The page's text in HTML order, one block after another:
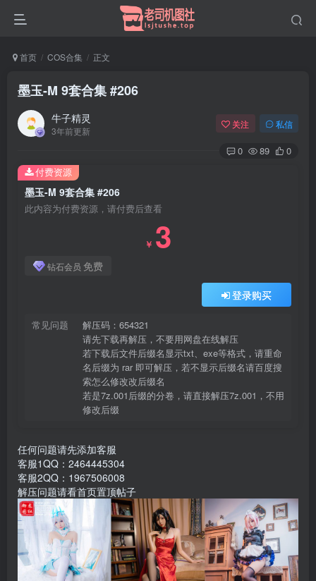
首页 COS合集 正文
墨玉-M 9套合集 #206
牛子精灵
3年前更新
关注 私信
0 89 0
墨玉-M 9套合集 #206
此内容为付费资源，请付费后查看
￥ 3
钻石会员 免费
登录购买
常见问题
解压码：654321
请先下载再解压，不要用网盘在线解压
若下载后文件后缀名显示txt、exe等格式，请重命
名后缀为 rar 即可解压，若不显示后缀名请百度搜
索怎么修改改后缀名
若是7z.001后缀的分卷，请直接解压7z.001，不用
修改后缀
付费资源
任何问题请先添加客服
客服1QQ：2464445304
客服2QQ：1967506008
解压问题请看首页置顶帖子